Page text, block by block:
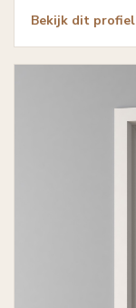
Bekijk dit profiel